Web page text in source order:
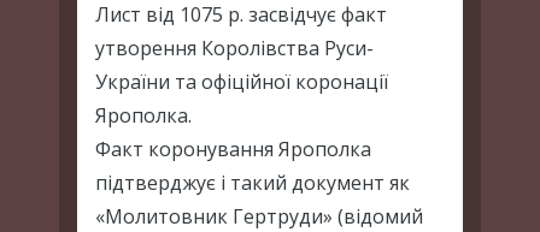
Лист від 1075 р. засвідчує факт
утворення Королівства Руси-
України та офіційної коронації
Ярополка.
Факт коронування Ярополка
підтверджує і такий документ як
«Молитовник Гертруди» (відомий